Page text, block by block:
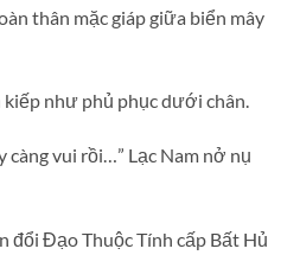
thân mặc giáp giữa biển mây
như phủ phục dưới chân.
càng vui rồi…” Lạc Nam nở nụ
đổi Đạo Thuộc Tính cấp Bất Hủ